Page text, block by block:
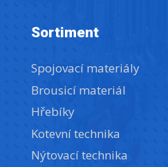
Sortiment
Spojovací materiály
Brousicí materiál
Hřebíky
Kotevní technika
Nýtovací technika